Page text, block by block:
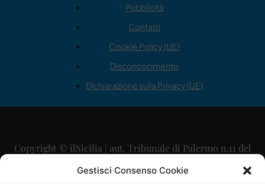
Gestisci Consenso Cookie
Pubblicità
Contatti
Cookie Policy (UE)
Disconoscimento
Dichiarazione sulla Privacy (UE)
Copyright © ilSicilia | aut. Tribunale di Palermo n.11 del
29/09/2015